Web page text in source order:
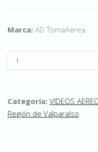
Marca: AD TomaAerea
Categoría: VIDEOS
Región de Valparaíso